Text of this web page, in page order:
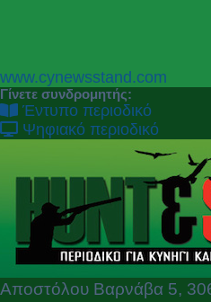
P
r
e
v
N
e
x
t
www.cynewsstand.com
Γίνετε συνδρομητής:
Έντυπο περιοδικό
Ψηφιακό περιοδικό
Αποστόλου Βαρνάβα 5,